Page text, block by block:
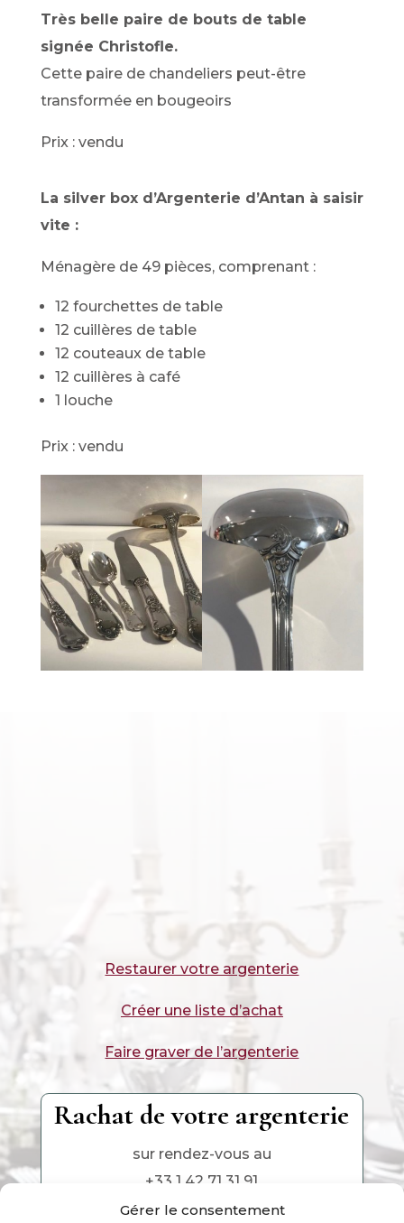
Gérer le consentement
Très belle paire de bouts de table
signée Christofle.
Cette paire de chandeliers peut-être
transformée en bougeoirs
Prix : vendu
La silver box d’Argenterie d’Antan à saisir
vite :
Ménagère de 49 pièces, comprenant :
12 fourchettes de table
12 cuillères de table
12 couteaux de table
12 cuillères à café
1 louche
Prix : vendu
Restaurer votre argenterie
Créer une liste d’achat
Faire graver de l’argenterie
Rachat de votre argenterie
sur rendez-vous au
+33 1 42 71 31 91